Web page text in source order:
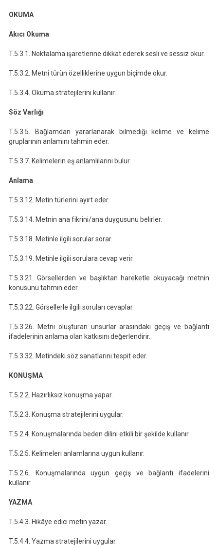
OKUMA
Akıcı Okuma
T.5.3.1. Noktalama işaretlerine dikkat ederek sesli ve sessiz okur.
T.5.3.2. Metni türün özelliklerine uygun biçimde okur.
T.5.3.4. Okuma stratejilerini kullanır.
Söz Varlığı
T.5.3.5. Bağlamdan yararlanarak bilmediği kelime ve kelime
gruplarının anlamını tahmin eder.
T.5.3.7. Kelimelerin eş anlamlılarını bulur.
Anlama
T.5.3.12. Metin türlerini ayırt eder.
T.5.3.14. Metnin ana fikrini/ana duygusunu belirler.
T.5.3.18. Metinle ilgili sorular sorar.
T.5.3.19. Metinle ilgili sorulara cevap verir.
T.5.3.21. Görsellerden ve başlıktan hareketle okuyacağı metnin
konusunu tahmin eder.
T.5.3.22. Görsellerle ilgili soruları cevaplar.
T.5.3.26. Metni oluşturan unsurlar arasındaki geçiş ve bağlantı
ifadelerinin anlama olan katkısını değerlendirir.
T.5.3.32. Metindeki söz sanatlarını tespit eder.
KONUŞMA
T.5.2.2. Hazırlıksız konuşma yapar.
T.5.2.3. Konuşma stratejilerini uygular.
T.5.2.4. Konuşmalarında beden dilini etkili bir şekilde kullanır.
T.5.2.5. Kelimeleri anlamlarına uygun kullanır.
T.5.2.6. Konuşmalarında uygun geçiş ve bağlantı ifadelerini
kullanır.
YAZMA
T.5.4.3. Hikâye edici metin yazar.
T.5.4.4. Yazma stratejilerini uygular.